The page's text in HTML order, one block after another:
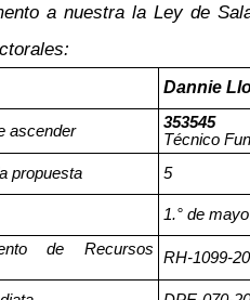
a nuestra la Ley de
Dannie
ascender
353545
Técnico
propuesta
5
1.° de
de Recursos
RH-1099-